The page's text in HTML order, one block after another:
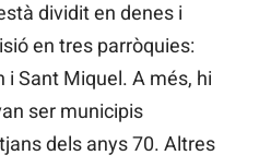
dividit en denes i
en tres parròquies:
i Sant Miquel. A més, hi
ser municipis
dels anys 70. Altres